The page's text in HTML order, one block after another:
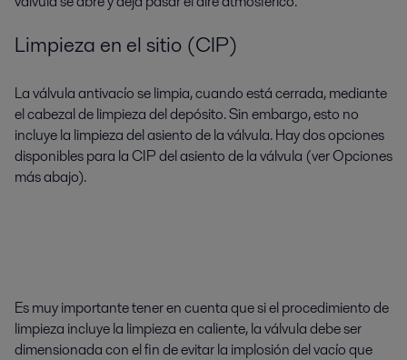
Limpieza en el sitio (CIP)
La válvula antivacío se limpia, cuando está cerrada, mediante
el cabezal de limpieza del depósito. Sin embargo, esto no
incluye la limpieza del asiento de la válvula. Hay dos opciones
disponibles para la CIP del asiento de la válvula (ver Opciones
más abajo).
Es muy importante tener en cuenta que si el procedimiento de
limpieza incluye la limpieza en caliente, la válvula debe ser
dimensionada con el fin de evitar la implosión del vacío que